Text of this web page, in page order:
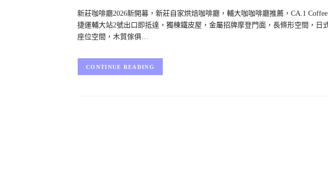
新莊咖啡廳2026新開幕，新莊自家烘焙咖啡廳，輔大咖咖啡廳推薦，CA.1
捷運輔大站2號出口即抵達，獨棟鐵皮屋，金屬招牌摩登門面，長條形空間，日
座位空間，木質傢俱…
CONTINUE READING